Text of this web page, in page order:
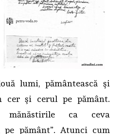
lumi, pământească şi
cer şi cerul pe pământ.
mănăstirile ca ceva
pe pământ”. Atunci cum